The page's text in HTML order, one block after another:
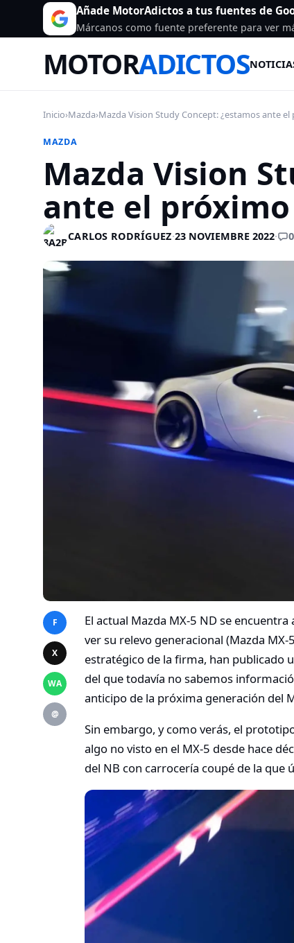
Añade MotorAdictos a tus fuentes de
Márcanos como fuente preferente para ver
MOTORADICTOS
Inicio›Mazda›Mazda Vision Study Concept: ¿estamos ante el
MAZDA
Mazda Vision
ante el próximo
CARLOS RODRÍGUEZ·23 NOVIEMBRE 2022· 0
F
X
WA
@
El actual Mazda MX-5 ND se
ver su relevo generacional (Mazda
estratégico de la firma, han publicado
del que todavía no sabemos
anticipo de la próxima generación del
Sin embargo, y como verás, el
algo no visto en el MX-5 desde hace
del NB con carrocería coupé de la